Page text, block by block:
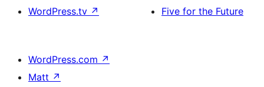
WordPress.tv ↗
Five for the Future
WordPress.com ↗
Matt ↗